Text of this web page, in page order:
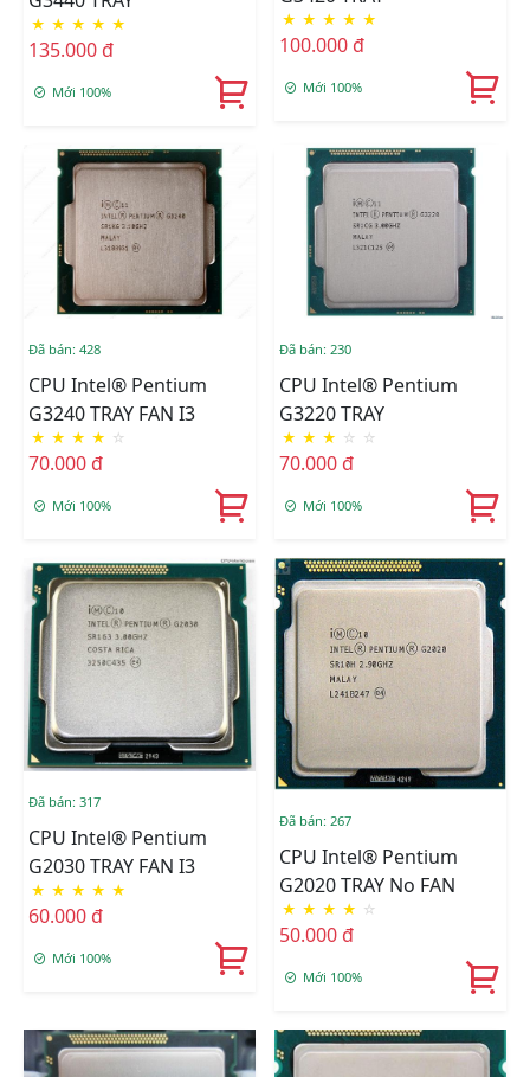
★ ★ ★ ★ ★
135.000 đ
Mới 100%
★ ★ ★ ★ ★
100.000 đ
Mới 100%
Đã bán: 428
CPU Intel® Pentium
G3240 TRAY FAN I3
★ ★ ★ ★ ☆
70.000 đ
Mới 100%
Đã bán: 230
CPU Intel® Pentium
G3220 TRAY
★ ★ ★ ☆ ☆
70.000 đ
Mới 100%
Đã bán: 317
CPU Intel® Pentium
G2030 TRAY FAN I3
★ ★ ★ ★ ★
60.000 đ
Mới 100%
Đã bán: 267
CPU Intel® Pentium
G2020 TRAY No FAN
★ ★ ★ ★ ☆
50.000 đ
Mới 100%